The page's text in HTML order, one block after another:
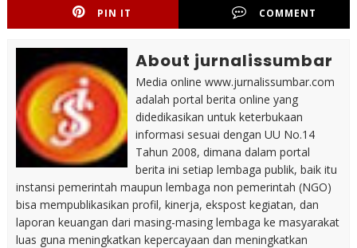
PIN IT COMMENT
About jurnalissumbar
Media online www.jurnalissumbar.com
adalah portal berita online yang
didedikasikan untuk keterbukaan
informasi sesuai dengan UU No.14
Tahun 2008, dimana dalam portal
berita ini setiap lembaga publik, baik itu
instansi pemerintah maupun lembaga non pemerintah (NGO)
bisa mempublikasikan profil, kinerja, ekspost kegiatan, dan
laporan keuangan dari masing-masing lembaga ke masyarakat
luas guna meningkatkan kepercayaan dan meningkatkan